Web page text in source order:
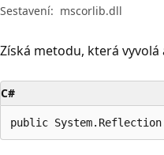
Sestavení: mscorlib.dll
Získá metodu, která
C#
public